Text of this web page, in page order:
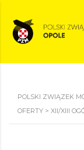
POLSKI ZWIĄZEK
OFERTY > XII/XIII